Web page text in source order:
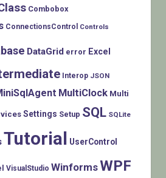
Combobox
ConnectionsControl Controls
DataGrid error Excel
Interop JSON
MultiClock Multi
Settings Setup SQL SQLite
Tutorial UserControl
VisualStudio WinformsWPF